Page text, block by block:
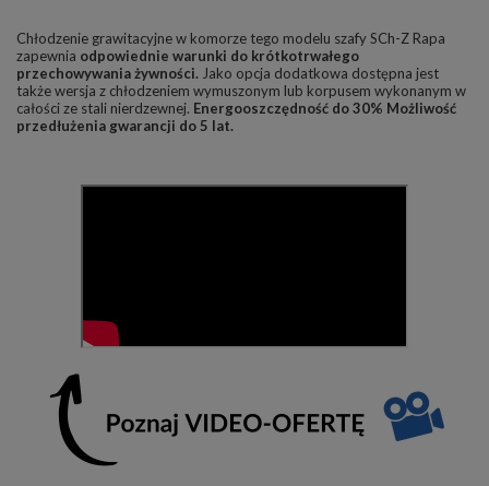
Chłodzenie grawitacyjne w komorze tego modelu szafy SCh-Z Rapa
zapewnia odpowiednie warunki do krótkotrwałego
przechowywania żywności. Jako opcja dodatkowa dostępna jest
także wersja z chłodzeniem wymuszonym lub korpusem wykonanym w
całości ze stali nierdzewnej. Energooszczędność do 30% Możliwość
przedłużenia gwarancji do 5 lat.